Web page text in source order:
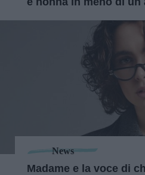
News
Madame e la voce di